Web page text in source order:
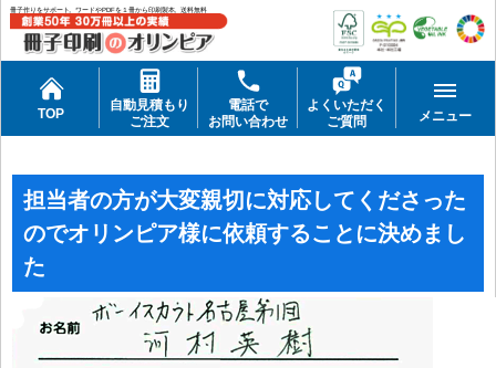
冊子作りをサポート。ワードやPDFを１冊から印刷製本。送料無料
TOP
自動見積もり
ご注文
電話で
お問い合わせ
よくいただく
ご質問
メニュー
担当者の方が大変親切に対応してくださった
のでオリンピア様に依頼することに決めまし
た